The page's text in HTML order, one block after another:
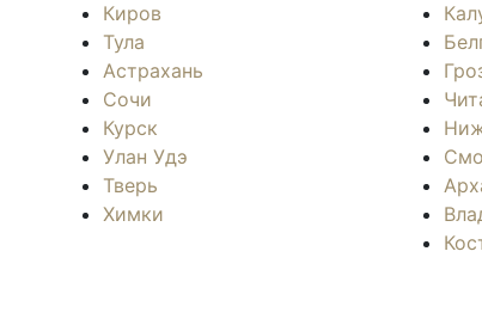
Киров
Тула
Астрахань
Сочи
Курск
Улан Удэ
Тверь
Химки